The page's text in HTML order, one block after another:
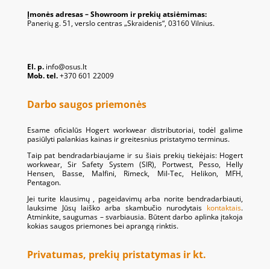
Įmonės adresas – Showroom ir prekių atsiėmimas:
Panerių g. 51, verslo centras „Skraidenis“, 03160 Vilnius.
El. p.info@osus.lt
Mob. tel.+370 601 22009
Darbo saugos priemonės
Esame oficialūs Hogert workwear distributoriai, todėl galime
pasiūlyti palankias kainas ir greitesnius pristatymo terminus.
Taip pat bendradarbiaujame ir su šiais prekių tiekėjais: Hogert
workwear, Sir Safety System (SIR), Portwest, Pesso, Helly
Hensen, Basse, Malfini, Rimeck, Mil-Tec, Helikon, MFH,
Pentagon.
Jei turite klausimų , pageidavimų arba norite bendradarbiauti,
lauksime Jūsų laiško arba skambučio nurodytais kontaktais.
Atminkite, saugumas – svarbiausia. Būtent darbo aplinka įtakoja
kokias saugos priemones bei aprangą rinktis.
Privatumas, prekių pristatymas ir kt.